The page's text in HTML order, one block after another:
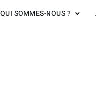
QUI SOMMES-NOUS ?